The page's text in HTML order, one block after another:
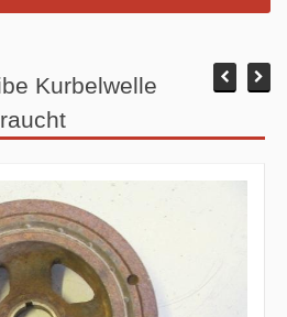
Kurbelwelle